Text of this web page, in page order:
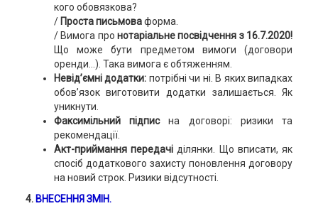
кого обовязкова?
/ Проста письмоваформа.
/ Вимога про нотаріальне посвідчення з 16.7.2020!
Що може бути предметом вимоги (договори
оренди...). Така вимога є обтяженням.
Невід’ємні додатки: потрібні чи ні. В яких випадках
обов’язок виготовити додатки залишається. Як
уникнути.
Факсимільний підписна договорі: ризики та
рекомендації.
Акт-приймання передачі ділянки. Що вписати, як
спосіб додаткового захисту поновлення договору
на новий строк. Ризики відсутності.
4.ВНЕСЕННЯ ЗМІН.